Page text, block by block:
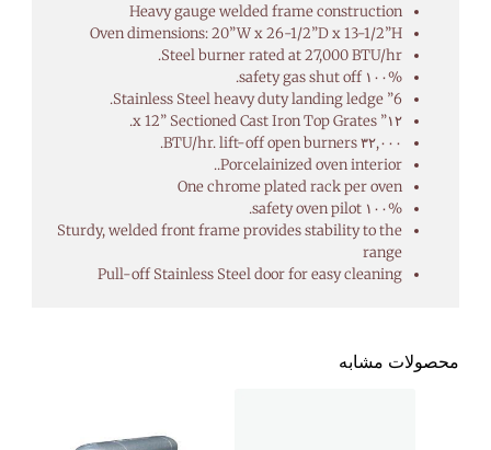
Heavy gauge welded frame construction
Oven dimensions: 20”W x 26-1/2”D x 13-1/2”H
Steel burner rated at 27,000 BTU/hr.
۱۰۰% safety gas shut off.
6” Stainless Steel heavy duty landing ledge.
۱۲” x 12” Sectioned Cast Iron Top Grates.
۳۲,۰۰۰ BTU/hr. lift-off open burners.
Porcelainized oven interior..
One chrome plated rack per oven
۱۰۰% safety oven pilot.
Sturdy, welded front frame provides stability to the
range
Pull-off Stainless Steel door for easy cleaning
محصولات مشابه